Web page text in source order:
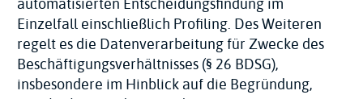
Einzelfall einschließlich Profiling. Des Weiteren
regelt es die Datenverarbeitung für Zwecke des
Beschäftigungsverhältnisses (§ 26 BDSG),
insbesondere im Hinblick auf die Begründung,